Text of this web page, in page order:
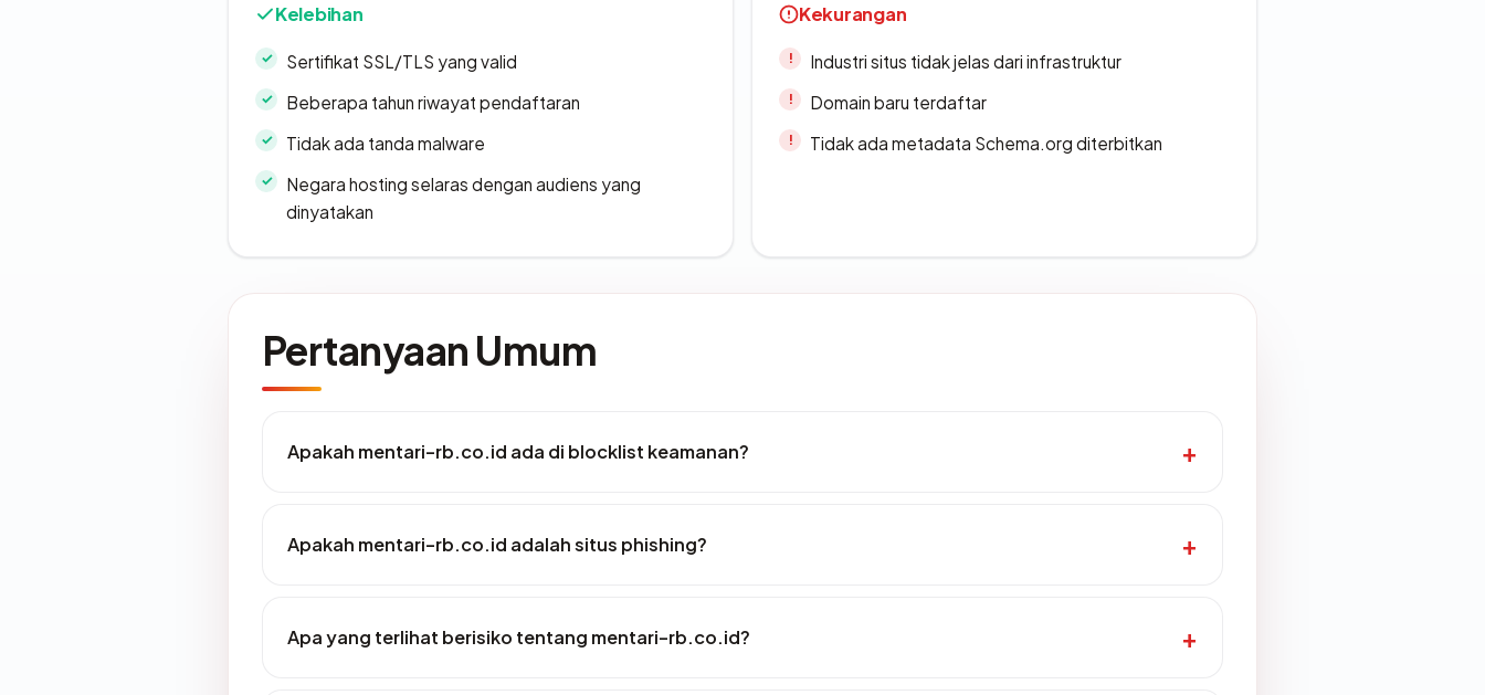
Kelebihan
Sertifikat SSL/TLS yang valid
Beberapa tahun riwayat pendaftaran
Tidak ada tanda malware
Negara hosting selaras dengan audiens yang
dinyatakan
Kekurangan
Industri situs tidak jelas dari infrastruktur
Domain baru terdaftar
Tidak ada metadata Schema.org diterbitkan
Pertanyaan Umum
Apakah mentari-rb.co.id ada di blocklist keamanan?
Apakah mentari-rb.co.id adalah situs phishing?
Apa yang terlihat berisiko tentang mentari-rb.co.id?